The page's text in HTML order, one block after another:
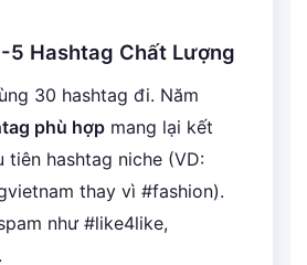
5 Hashtag Chất Lượng
30 hashtag đi. Năm
phù hợp mang lại kết
tiên hashtag niche (VD:
thay vì #fashion).
như #like4like,